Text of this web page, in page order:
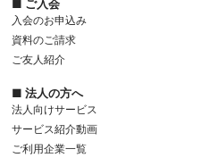
■ ご入会
入会のお申込み
資料のご請求
ご友人紹介
■ 法人の方へ
法人向けサービス
サービス紹介動画
ご利用企業一覧